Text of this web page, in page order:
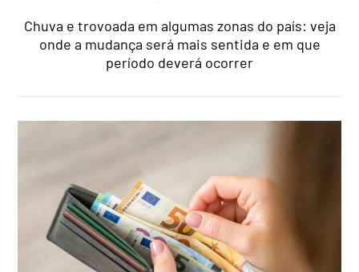
Chuva e trovoada em algumas zonas do país: veja
onde a mudança será mais sentida e em que
período deverá ocorrer